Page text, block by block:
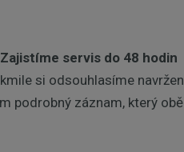
servis do 48 hodin
si odsouhlasíme
podrobný záznam, který